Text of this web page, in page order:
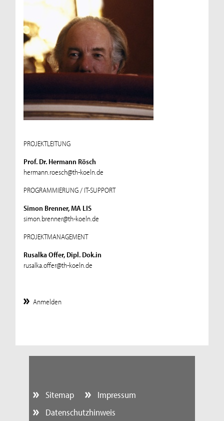
PROJEKTLEITUNG
Prof. Dr. Hermann Rösch
hermann.roesch@th-koeln.de
PROGRAMMIERUNG / IT-SUPPORT
Simon Brenner, MA LIS
simon.brenner@th-koeln.de
PROJEKTMANAGEMENT
Rusalka Offer, Dipl. Dok.in
rusalka.offer@th-koeln.de
Anmelden
Sitemap
Impressum
Datenschutzhinweis